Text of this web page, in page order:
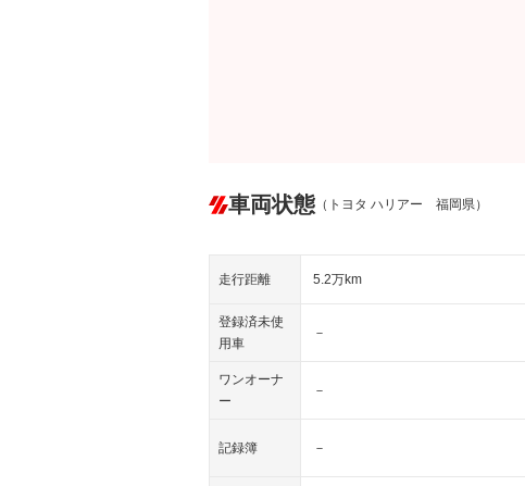
車両状態 （トヨタ ハリアー 福岡県）
走行距離 5.2万km
登録済未使
用車
－
ワンオーナ
ー
－
記録簿 －